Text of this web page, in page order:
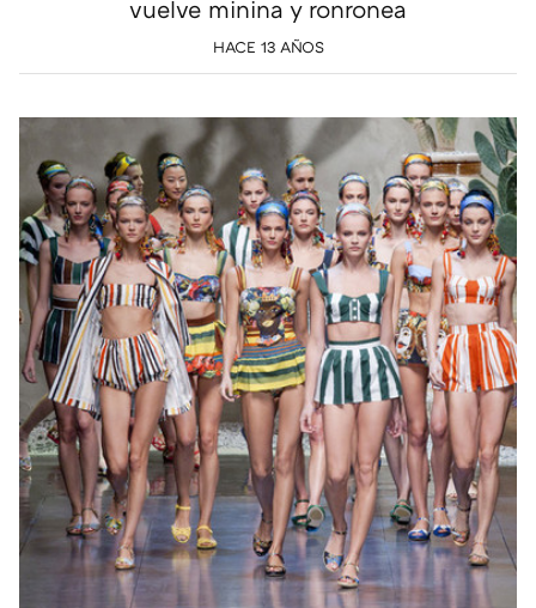
vuelve minina y ronronea
HACE 13 AÑOS